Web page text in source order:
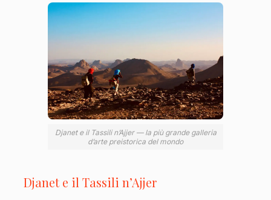
Djanet e il Tassili n’Ajjer — la più grande galleria
d’arte preistorica del mondo
Djanet e il Tassili n’Ajjer